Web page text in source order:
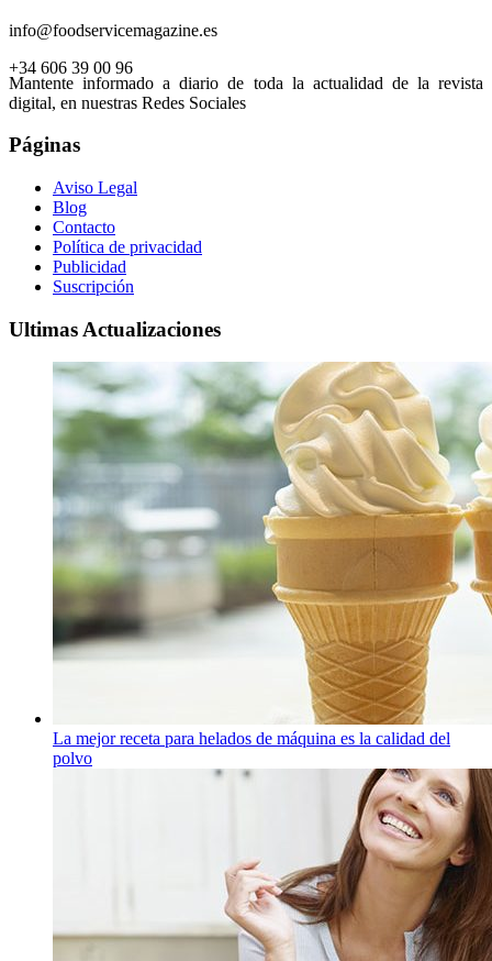
info@foodservicemagazine.es
+34 606 39 00 96
Mantente informado a diario de toda la actualidad de la revista
digital, en nuestras Redes Sociales
Páginas
Aviso Legal
Blog
Contacto
Política de privacidad
Publicidad
Suscripción
Ultimas Actualizaciones
La mejor receta para helados de máquina es la calidad del
polvo